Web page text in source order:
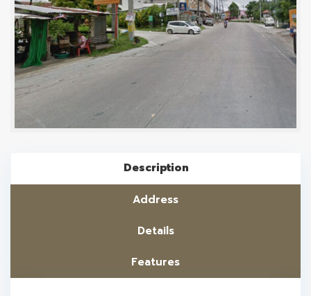
Description
Address
Details
Features